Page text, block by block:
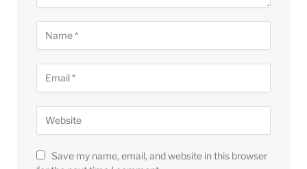
Save my name, email, and website in this browser